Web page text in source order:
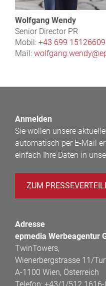
Wolfgang Wendy
Senior Director PR
Mobil: +43 699 15126609
Mail:
Anmelden
Sie wollen unsere
automatisch per E-Mail
einfach Ihre Daten in
ZUM
Adresse
epmedia Werbeagentur
TwinTowers,
Wienerbergstrasse 11/
A-1100 Wien, Österreich